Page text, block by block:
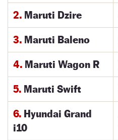
2. Maruti Dzire
3. Maruti Baleno
4. Maruti Wagon R
5. Maruti Swift
6. Hyundai Grand
i10